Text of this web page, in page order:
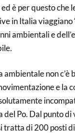
è per questo che
in Italia viaggiano
ambientali e
ambientale non c’è
e la
del Po. Dal punto di
tratta di 200 posti